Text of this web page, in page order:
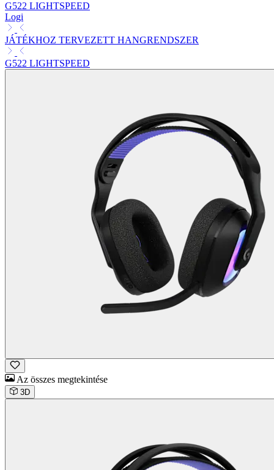
G522 LIGHTSPEED
Logi
JÁTÉKHOZ TERVEZETT HANGRENDSZER
G522 LIGHTSPEED
Az összes megtekintése
3D